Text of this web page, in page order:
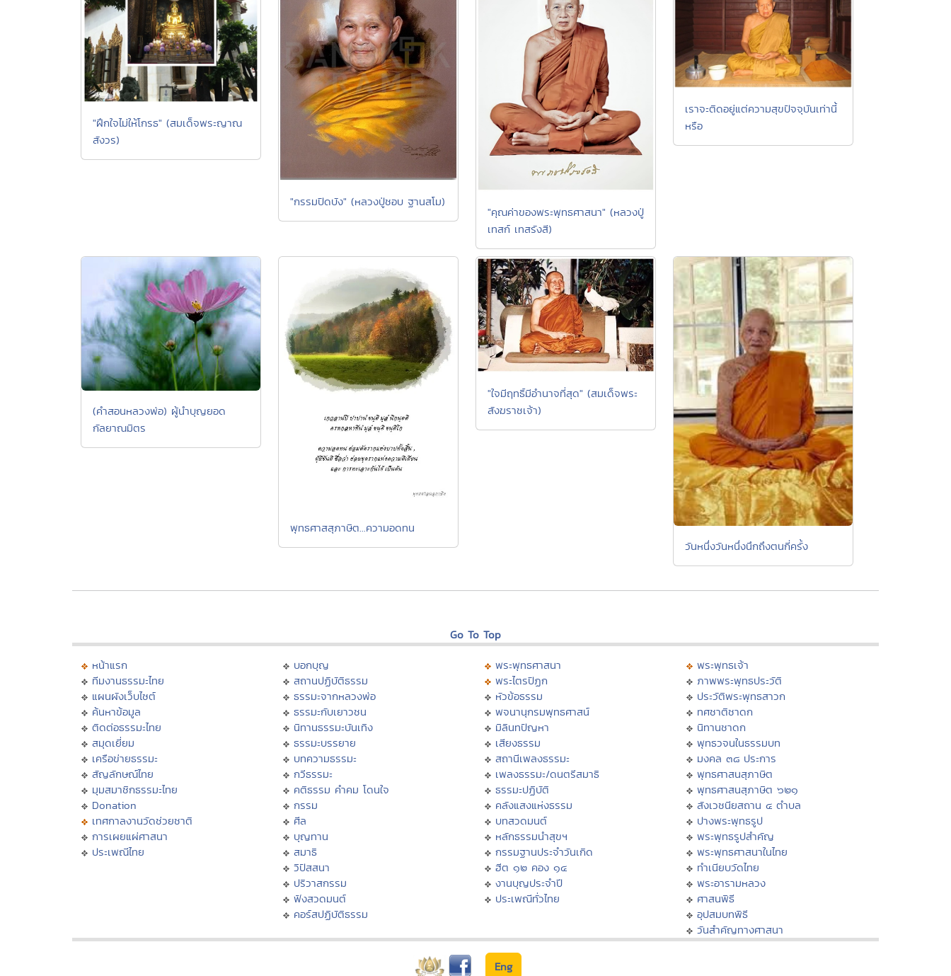
"ฝึกใจไม่ให้โกรธ" (สมเด็จพระญาณ
สังวร)
"กรรมปิดบัง" (หลวงปู่ชอบ ฐานสโม)
"คุณค่าของพระพุทธศาสนา" (หลวงปู่
เทสก์ เทสรังสี)
เราจะติดอยู่แต่ความสุขปัจจุบันเท่านี้
หรือ
(คำสอนหลวงพ่อ) ผู้นำบุญยอด
กัลยาณมิตร
พุทธศาสสุภาษิต...ความอดทน
"ใจมีฤทธิ์มีอำนาจที่สุด" (สมเด็จพระ
สังฆราชเจ้า)
วันหนึ่งวันหนึ่งนึกถึงตนกี่ครั้ง
Go To Top
หน้าแรก
ทีมงานธรรมะไทย
แผนผังเว็บไซต์
ค้นหาข้อมูล
ติดต่อธรรมะไทย
สมุดเยี่ยม
เครือข่ายธรรมะ
สัญลักษณ์ไทย
มุมสมาชิกธรรมะไทย
Donation
เทศกาลงานวัดช่วยชาติ
การเผยแผ่ศาสนา
ประเพณีไทย
บอกบุญ
สถานปฏิบัติธรรม
ธรรมะจากหลวงพ่อ
ธรรมะกับเยาวชน
นิทานธรรมะบันเทิง
ธรรมะบรรยาย
บทความธรรมะ
กวีธรรมะ
คติธรรม คำคม โดนใจ
กรรม
ศีล
บุญทาน
สมาธิ
วิปัสสนา
ปริวาสกรรม
ฟังสวดมนต์
คอร์สปฏิบัติธรรม
พระพุทธศาสนา
พระไตรปิฏก
หัวข้อธรรม
พจนานุกรมพุทธศาสน์
มิลินทปัญหา
เสียงธรรม
สถานีเพลงธรรมะ
เพลงธรรมะ/ดนตรีสมาธิ
ธรรมะปฏิบัติ
คลังแสงแห่งธรรม
บทสวดมนต์
หลักธรรมนำสุขฯ
กรรมฐานประจำวันเกิด
ฮีต ๑๒ คอง ๑๔
งานบุญประจำปี
ประเพณีทั่วไทย
พระพุทธเจ้า
ภาพพระพุทธประวัติ
ประวัติพระพุทธสาวก
ทศชาติชาดก
นิทานชาดก
พุทธวจนในธรรมบท
มงคล ๓๘ ประการ
พุทธศาสนสุภาษิต
พุทธศาสนสุภาษิต ๖๒๑
สังเวชนียสถาน ๔ ตำบล
ปางพระพุทธรูป
พระพุทธรูปสำคัญ
พระพุทธศาสนาในไทย
ทำเนียบวัดไทย
พระอารามหลวง
ศาสนพิธี
อุปสมบทพิธี
วันสำคัญทางศาสนา
Eng